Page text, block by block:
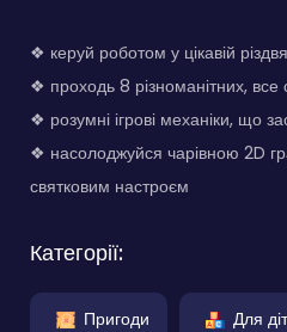
❖ керуй роботом у цікавій
❖ проходь 8 різноманітних, все
❖ розумні ігрові механіки, що
❖ насолоджуйся чарівною 2D
святковим настроєм
Категорії:
Пригоди Для